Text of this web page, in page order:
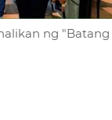
ng "Batang